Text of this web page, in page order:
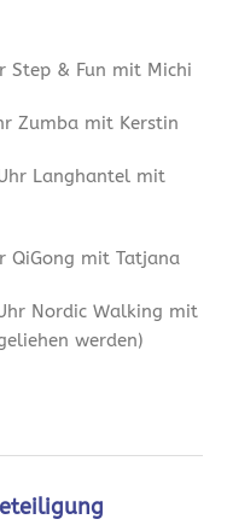
Step & Fun mit Michi
Zumba mit Kerstin
Langhantel mit
QiGong mit Tatjana
Nordic Walking mit
werden)